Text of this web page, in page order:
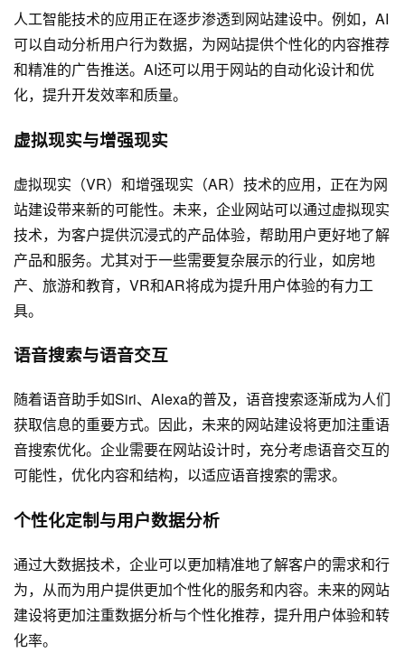
人工智能技术的应用正在逐步渗透到网站建设中。例如，AI
可以自动分析用户行为数据，为网站提供个性化的内容推荐
和精准的广告推送。AI还可以用于网站的自动化设计和优
化，提升开发效率和质量。
虚拟现实与增强现实
虚拟现实（VR）和增强现实（AR）技术的应用，正在为网
站建设带来新的可能性。未来，企业网站可以通过虚拟现实
技术，为客户提供沉浸式的产品体验，帮助用户更好地了解
产品和服务。尤其对于一些需要复杂展示的行业，如房地
产、旅游和教育，VR和AR将成为提升用户体验的有力工
具。
语音搜索与语音交互
随着语音助手如Siri、Alexa的普及，语音搜索逐渐成为人们
获取信息的重要方式。因此，未来的网站建设将更加注重语
音搜索优化。企业需要在网站设计时，充分考虑语音交互的
可能性，优化内容和结构，以适应语音搜索的需求。
个性化定制与用户数据分析
通过大数据技术，企业可以更加精准地了解客户的需求和行
为，从而为用户提供更加个性化的服务和内容。未来的网站
建设将更加注重数据分析与个性化推荐，提升用户体验和转
化率。